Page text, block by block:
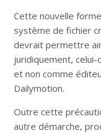
Cette nouvelle
système de fichier
devrait permettre
juridiquement,
et non comme
Dailymotion.
Outre cette
autre démarche,